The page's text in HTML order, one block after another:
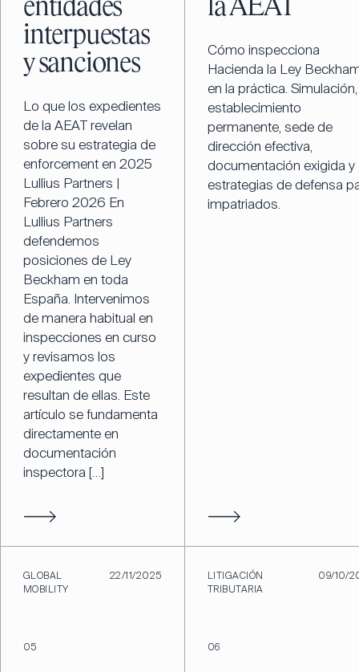
entidades
interpuestas
y sanciones
Lo que los expedientes
de la AEAT revelan
sobre su estrategia de
enforcement en 2025
Lullius Partners |
Febrero 2026 En
Lullius Partners
defendemos
posiciones de Ley
Beckham en toda
España. Intervenimos
de manera habitual en
inspecciones en curso
y revisamos los
expedientes que
resultan de ellas. Este
artículo se fundamenta
directamente en
documentación
inspectora […]
la AEAT
Cómo inspecciona
Hacienda la Ley
en la práctica. Simulación,
establecimiento
permanente, sede de
dirección efectiva,
documentación exigida y
estrategias de defensa
impatriados.
GLOBAL
MOBILITY
22/11/2025
05
LITIGACIÓN
TRIBUTARIA
09/10/
06